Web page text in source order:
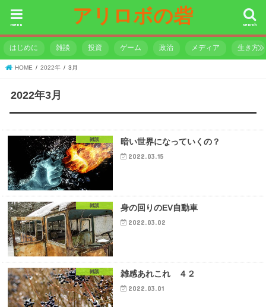
アリロボの砦 search
menu
はじめに 雑談 投資 ゲーム 政治 メディア 生き方
HOME 2022年 3月
2022年3月
雑談 暗い世界になっていくの？
2022.03.15
雑談 身の回りのEV自動車
2022.03.02
雑談 雑感あれこれ ４２
2022.03.01